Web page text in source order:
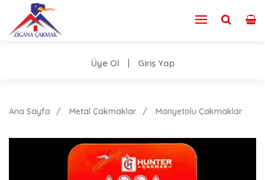
Üye Ol Giriş Yap
Ana Sayfa Metal Çakmaklar Manyetolu Çakmaklar